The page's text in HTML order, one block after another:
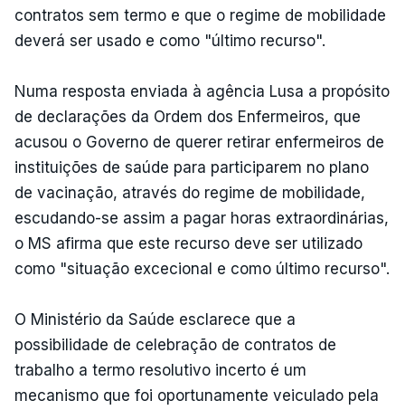
contratos sem termo e que o regime de mobilidade
deverá ser usado e como "último recurso".
Numa resposta enviada à agência Lusa a propósito
de declarações da Ordem dos Enfermeiros, que
acusou o Governo de querer retirar enfermeiros de
instituições de saúde para participarem no plano
de vacinação, através do regime de mobilidade,
escudando-se assim a pagar horas extraordinárias,
o MS afirma que este recurso deve ser utilizado
como "situação excecional e como último recurso".
O Ministério da Saúde esclarece que a
possibilidade de celebração de contratos de
trabalho a termo resolutivo incerto é um
mecanismo que foi oportunamente veiculado pela